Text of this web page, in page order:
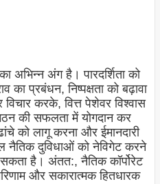
अभिन्न अंग है। पारदर्शिता को
का प्रबंधन, निष्पक्षता को बढ़ावा
करके, वित्त पेशेवर विश्वास
की सफलता में योगदान कर
को लागू करना और ईमानदारी
नैतिक दुविधाओं को नेविगेट करने
सकता है। अंतत:, नैतिक कॉर्पोरेट
और सकारात्मक हितधारक